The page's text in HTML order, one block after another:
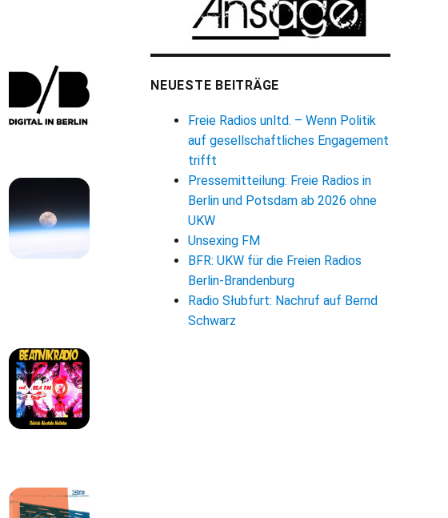
NEUESTE BEITRÄGE
Freie Radios unltd. – Wenn Politik
auf gesellschaftliches Engagement
trifft
Pressemitteilung: Freie Radios in
Berlin und Potsdam ab 2026 ohne
UKW
Unsexing FM
BFR: UKW für die Freien Radios
Berlin-Brandenburg
Radio Słubfurt: Nachruf auf Bernd
Schwarz